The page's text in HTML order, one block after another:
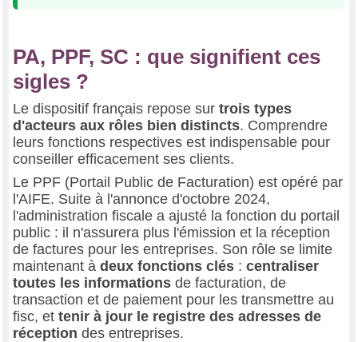
PA, PPF, SC : que signifient ces
sigles ?
Le dispositif français repose sur trois types
d'acteurs aux rôles bien distincts. Comprendre
leurs fonctions respectives est indispensable pour
conseiller efficacement ses clients.
Le PPF (Portail Public de Facturation) est opéré par
l'AIFE. Suite à l'annonce d'octobre 2024,
l'administration fiscale a ajusté la fonction du portail
public : il n'assurera plus l'émission et la réception
de factures pour les entreprises. Son rôle se limite
maintenant à deux fonctions clés : centraliser
toutes les informations de facturation, de
transaction et de paiement pour les transmettre au
fisc, et tenir à jour le registre des adresses de
réception des entreprises.